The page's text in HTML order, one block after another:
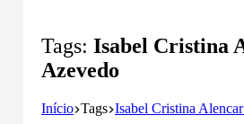
Tags Isabel Cristina
Azevedo
Início Tags Isabel Cristina